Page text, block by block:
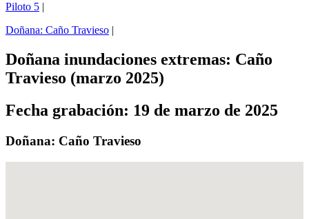
Piloto 5 |
Doñana: Caño Travieso |
Doñana inundaciones extremas: Caño
Travieso (marzo 2025)
Fecha grabación: 19 de marzo de 2025
Doñana: Caño Travieso